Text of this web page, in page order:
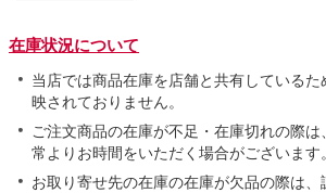
在庫状況について
当店では商品在庫を店舗と共有しているた
映されておりません。
ご注文商品の在庫が不足・在庫切れの際
常よりお時間をいただく場合がございます。
お取り寄せ先の在庫の在庫が欠品の際は